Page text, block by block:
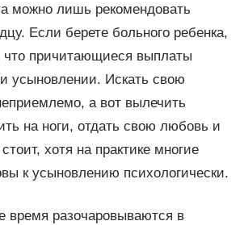
можно лишь рекомендовать
Если берете больного ребенка,
что причитающиеся выплаты
усыновлении. Искать свою
а вот вылечить
на ноги, отдать свою любовь и
хотя на практике многие
к усыновлению психологически.
время разочаровываются в